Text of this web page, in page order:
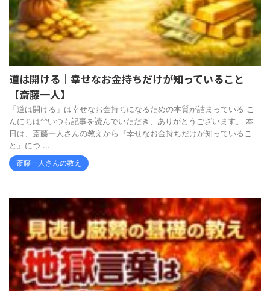
道は開ける｜幸せなお金持ちだけが知っていること
【斎藤一人】
「道は開ける」は幸せなお金持ちになるための本質が詰まっている こ
んにちは^^いつも記事を読んでいただき、ありがとうございます。 本
日は、斎藤一人さんの教えから『幸せなお金持ちだけが知っているこ
と』につ ...
斎藤一人さんの教え